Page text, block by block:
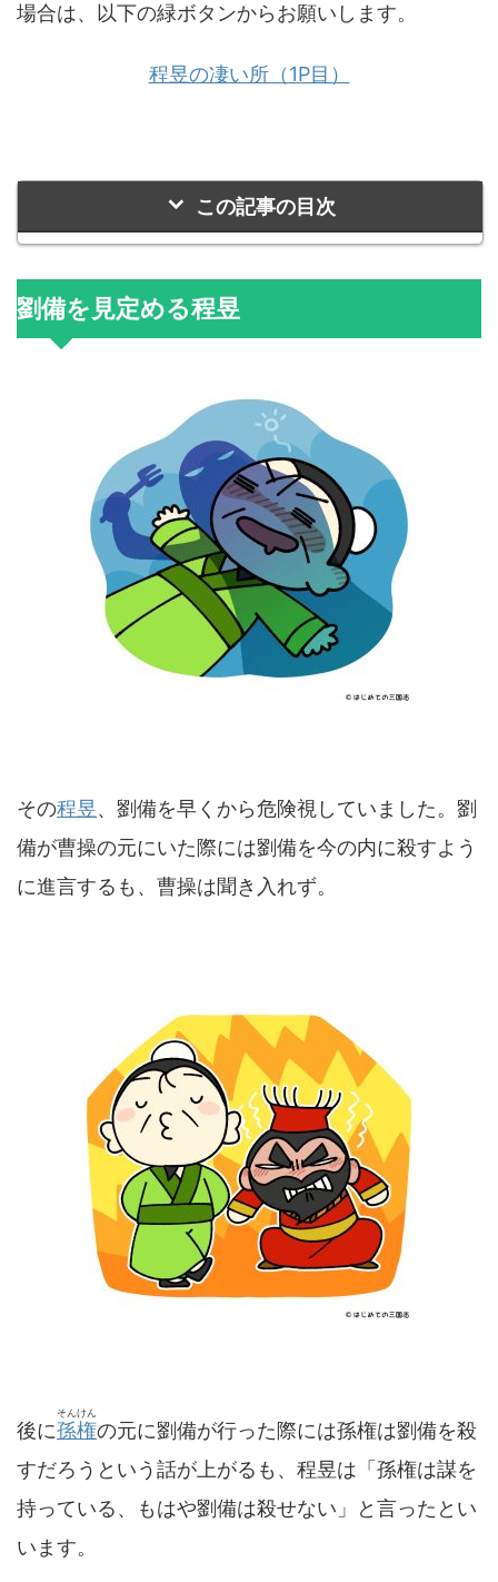
場合は、以下の緑ボタンからお願いします。
程昱の凄い所（1P目）
この記事の目次
劉備を見定める程昱
その程昱、劉備を早くから危険視していました。劉
備が曹操の元にいた際には劉備を今の内に殺すよう
に進言するも、曹操は聞き入れず。
後に孫権
そんけん
の元に劉備が行った際には孫権は劉備を殺
すだろうという話が上がるも、程昱は「孫権は謀を
持っている、もはや劉備は殺せない」と言ったとい
います。